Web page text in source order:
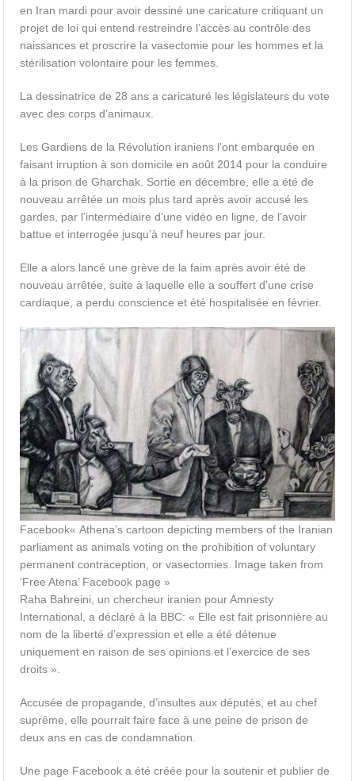
en Iran mardi pour avoir dessiné une caricature critiquant un
projet de loi qui entend restreindre l’accès au contrôle des
naissances et proscrire la vasectomie pour les hommes et la
stérilisation volontaire pour les femmes.
La dessinatrice de 28 ans a caricaturé les législateurs du vote
avec des corps d’animaux.
Les Gardiens de la Révolution iraniens l’ont embarquée en
faisant irruption à son domicile en août 2014 pour la conduire
à la prison de Gharchak. Sortie en décembre, elle a été de
nouveau arrêtée un mois plus tard après avoir accusé les
gardes, par l’intermédiaire d’une vidéo en ligne, de l’avoir
battue et interrogée jusqu’à neuf heures par jour.
Elle a alors lancé une grève de la faim après avoir été de
nouveau arrêtée, suite à laquelle elle a souffert d’une crise
cardiaque, a perdu conscience et été hospitalisée en février.
Facebook« Athena’s cartoon depicting members of the Iranian
parliament as animals voting on the prohibition of voluntary
permanent contraception, or vasectomies. Image taken from
‘Free Atena’ Facebook page »
Raha Bahreini, un chercheur iranien pour Amnesty
International, a déclaré à la BBC: « Elle est fait prisonnière au
nom de la liberté d’expression et elle a été détenue
uniquement en raison de ses opinions et l’exercice de ses
droits ».
Accusée de propagande, d’insultes aux députés, et au chef
suprême, elle pourrait faire face à une peine de prison de
deux ans en cas de condamnation.
Une page Facebook a été créée pour la soutenir et publier de